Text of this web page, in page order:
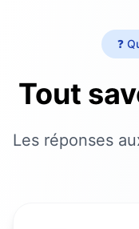
❓
Tout
Les réponses